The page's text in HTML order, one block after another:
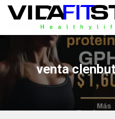
venta